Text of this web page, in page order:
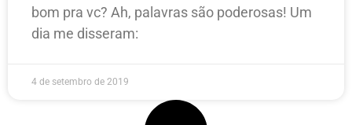
bom pra vc? Ah, palavras são poderosas! Um
dia me disseram:
4 de setembro de 2019